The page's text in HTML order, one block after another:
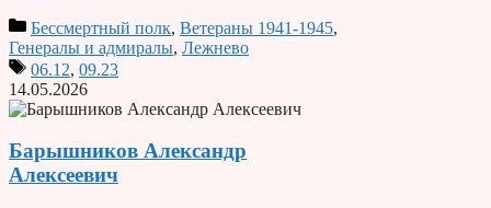
Бессмертный полк, Ветераны 1941-1945,
Генералы и адмиралы, Лежнево
06.12, 09.23
14.05.2026
Барышников Александр
Алексеевич